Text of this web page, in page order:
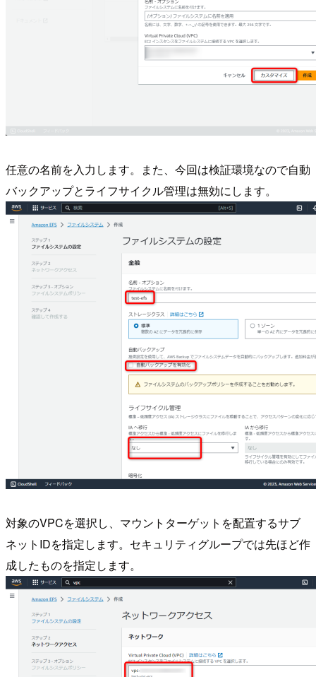
任意の名前を入力します。また、今回は検証環境なので自動
バックアップとライフサイクル管理は無効にします。
対象のVPCを選択し、マウントターゲットを配置するサブ
ネットIDを指定します。セキュリティグループでは先ほど作
成したものを指定します。